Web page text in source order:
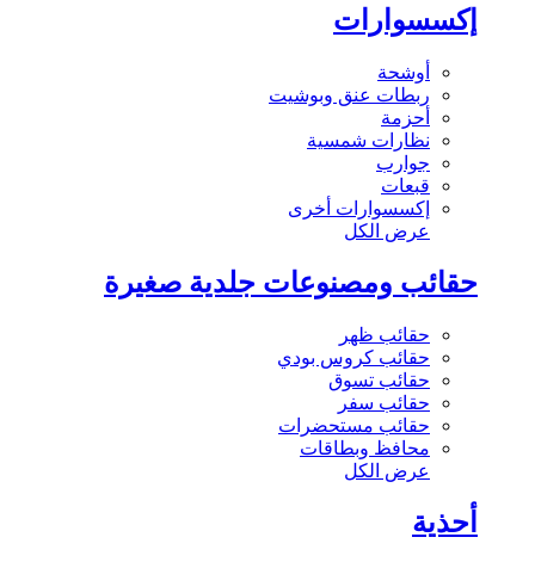
إكسسوارات
أوشحة
ربطات عنق وبوشيت
أحزمة
نظارات شمسية
جوارب
قبعات
إكسسوارات أخرى
عرض الكل
حقائب ومصنوعات جلدية صغيرة
حقائب ظهر
حقائب كروس بودي
حقائب تسوق
حقائب سفر
حقائب مستحضرات
محافظ وبطاقات
عرض الكل
أحذية